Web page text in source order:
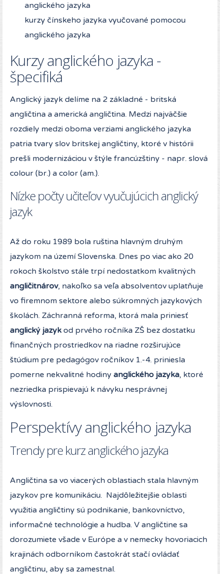
anglického jazyka
kurzy čínskeho jazyka vyučované pomocou
anglického jazyka
Kurzy anglického jazyka -
špecifiká
Anglický jazyk delíme na 2 základné - britská
angličtina a americká angličtina. Medzi najväčšie
rozdiely medzi oboma verziami anglického jazyka
patria tvary slov britskej angličtiny, ktoré v histórii
prešli modernizáciou v štýle francúzštiny - napr. slová
colour (br.) a color (am.).
Nízke počty učiteľov vyučujúcich anglický
jazyk
Až do roku 1989 bola ruština hlavným druhým
jazykom na území Slovenska. Dnes po viac ako 20
rokoch školstvo stále trpí nedostatkom kvalitných
angličitnárov, nakoľko sa veľa absolventov uplatňuje
vo firemnom sektore alebo súkromných jazykových
školách. Záchranná reforma, ktorá mala priniesť
anglický jazykod prvého ročníka ZŠ bez dostatku
finančných prostriedkov na riadne rozširujúce
štúdium pre pedagógov ročníkov 1.-4. priniesla
pomerne nekvalitné hodiny anglického jazyka, ktoré
nezriedka prispievajú k návyku nesprávnej
výslovnosti.
Perspektívy anglického jazyka
Trendy pre kurz anglického jazyka
Angličtina sa vo viacerých oblastiach stala hlavným
jazykov pre komunikáciu. Najdôležitejšie oblasti
využitia angličtiny sú podnikanie, bankovníctvo,
informačné technológie a hudba. V angličtine sa
dorozumiete všade v Európe a v nemecky hovoriacich
krajinách odborníkom častokrát stačí ovládať
angličtinu, aby sa zamestnal.